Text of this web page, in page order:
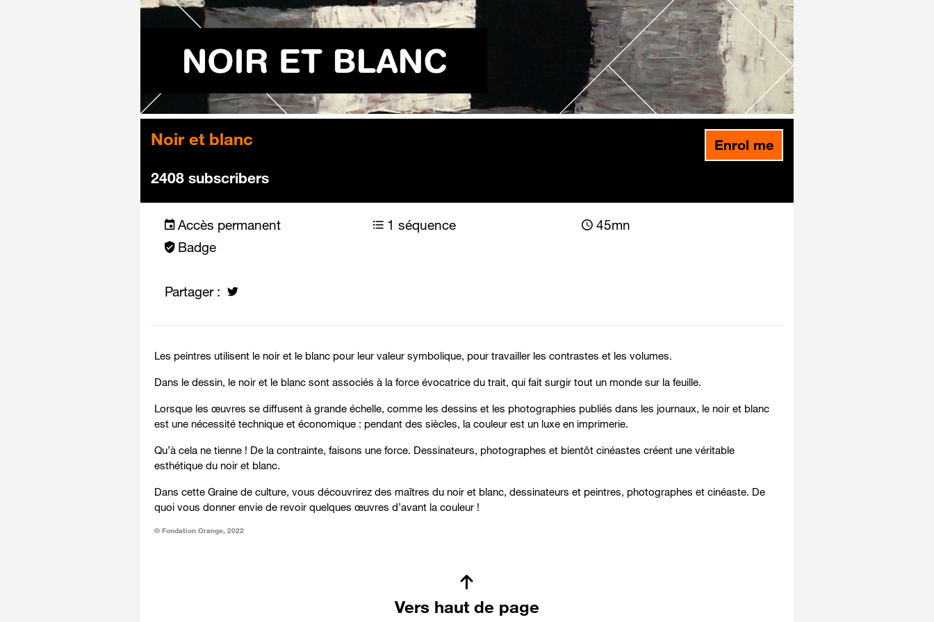
Noir et blanc
2408 subscribers
Enrol me
Accès permanent
Badge
1 séquence 45mn
Partager :
Les peintres utilisent le noir et le blanc pour leur valeur symbolique, pour travailler les contrastes et les volumes.
Dans le dessin, le noir et le blanc sont associés à la force évocatrice du trait, qui fait surgir tout un monde sur la feuille.
Lorsque les œuvres se diffusent à grande échelle, comme les dessins et les photographies publiés dans les journaux, le noir et blanc
est une nécessité technique et économique : pendant des siècles, la couleur est un luxe en imprimerie.
Qu’à cela ne tienne ! De la contrainte, faisons une force. Dessinateurs, photographes et bientôt cinéastes créent une véritable
esthétique du noir et blanc.
Dans cette Graine de culture, vous découvrirez des maîtres du noir et blanc, dessinateurs et peintres, photographes et cinéaste. De
quoi vous donner envie de revoir quelques œuvres d’avant la couleur !
© Fondation Orange, 2022
Vers haut de page